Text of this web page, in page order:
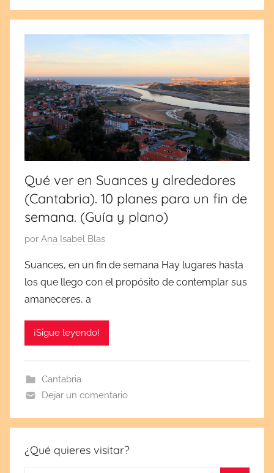
u
i
2
0
,
2
0
7
Qué ver en Suances y alrededores
(Cantabria). 10 planes para un fin de
semana. (Guía y plano)
P
b
l
i
c
e
l
e
b
por Ana Isabel Blas
Suances, en un fin de semana Hay lugares hasta
los que llego con el propósito de contemplar sus
amaneceres, a
¡Sigue leyendo!
Cantabria
Dejar un comentario
¿Qué quieres visitar?